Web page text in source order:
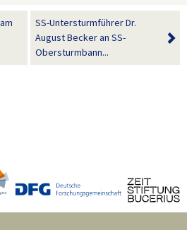
SS-Untersturmführer Dr.
August Becker an SS-
Obersturmbann...